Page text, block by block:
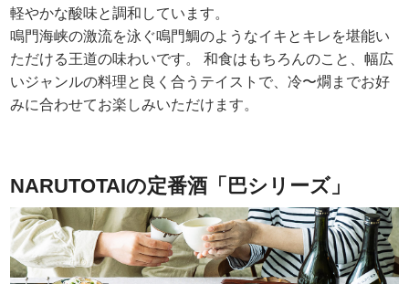
軽やかな酸味と調和しています。
鳴門海峡の激流を泳ぐ鳴門鯛のようなイキとキレを堪能い
ただける王道の味わいです。 和食はもちろんのこと、幅広
いジャンルの料理と良く合うテイストで、冷〜燗までお好
みに合わせてお楽しみいただけます。
NARUTOTAIの定番酒「巴シリーズ」